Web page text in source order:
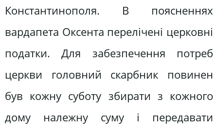
Константинополя. В поясненнях
вардапета Оксента перелічені церковні
податки. Для забезпечення потреб
церкви головний скарбник повинен
був кожну суботу збирати з кожного
дому належну суму і передавати